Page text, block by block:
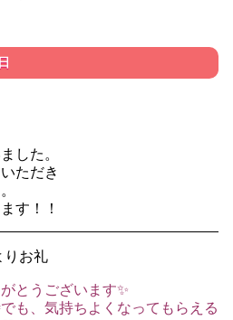
した。
ただき
す！！
りお礼
とうございます✨
も、気持ちよくなってもらえる